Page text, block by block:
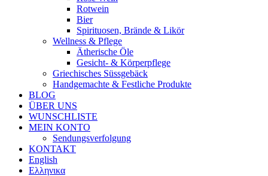
Rotwein
Bier
Spirituosen, Brände & Likör
Wellness & Pflege
Ätherische Öle
Gesicht- & Körperpflege
Griechisches Süssgebäck
Handgemachte & Festliche Produkte
BLOG
ÜBER UNS
WUNSCHLISTE
MEIN KONTO
Sendungsverfolgung
KONTAKT
English
Ελληνικα